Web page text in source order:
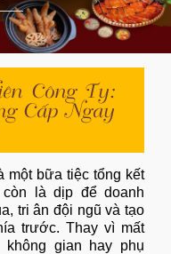
Công Ty:
Cấp Ngay
một bữa tiệc tổng kết
là dịp để doanh
tri ân đội ngũ và tạo
trước. Thay vì mất
gian hay phụ